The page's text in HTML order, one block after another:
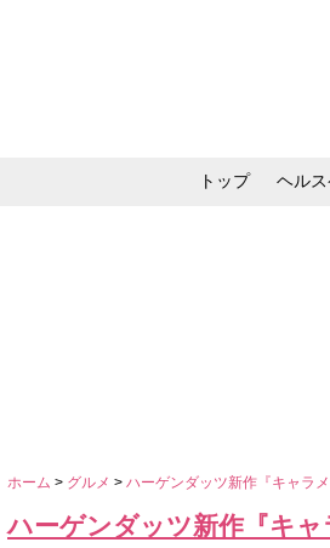
トップ ヘル
ホーム > グルメ > ハーゲンダッツ新作『キャラ
ハーゲンダッツ新作『キ